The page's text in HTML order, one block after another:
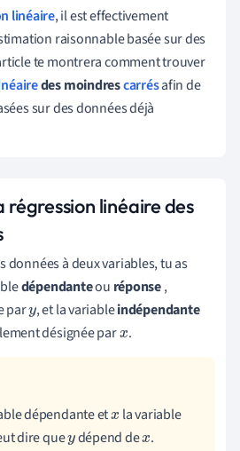
linéaire, il est effectivement
raisonnable basée sur des
te montrera comment trouver
des moindrescarrésafin de
sur des données déjà
régression linéaire des
données à deux variables, tu as
dépendanteou réponse,
pary, et la variableindépendante
désignée parx .
dépendante etx la variable
dire queydépend dex.